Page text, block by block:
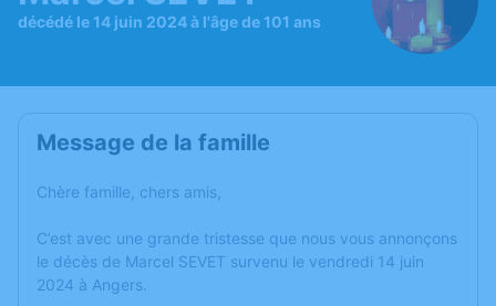
décédé le 14 juin 2024 à l'âge de 101 ans
Message de la famille
Chère famille, chers amis,
C’est avec une grande tristesse que nous vous annonçons
le décès de Marcel SEVET survenu le vendredi 14 juin
2024 à Angers.